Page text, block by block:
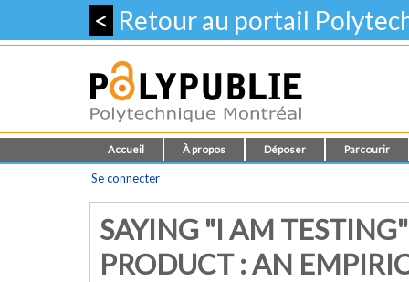
< Retour au portail
Accueil À propos Déposer Parcourir
Se connecter
SAYING "I AM
PRODUCT : AN